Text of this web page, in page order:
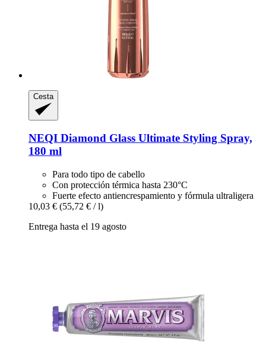
Cesta
NEQI Diamond Glass Ultimate Styling Spray,
180 ml
Para todo tipo de cabello
Con protección térmica hasta 230°C
Fuerte efecto antiencrespamiento y fórmula ultraligera
10,03 € (55,72 € / l)
Entrega hasta el 19 agosto